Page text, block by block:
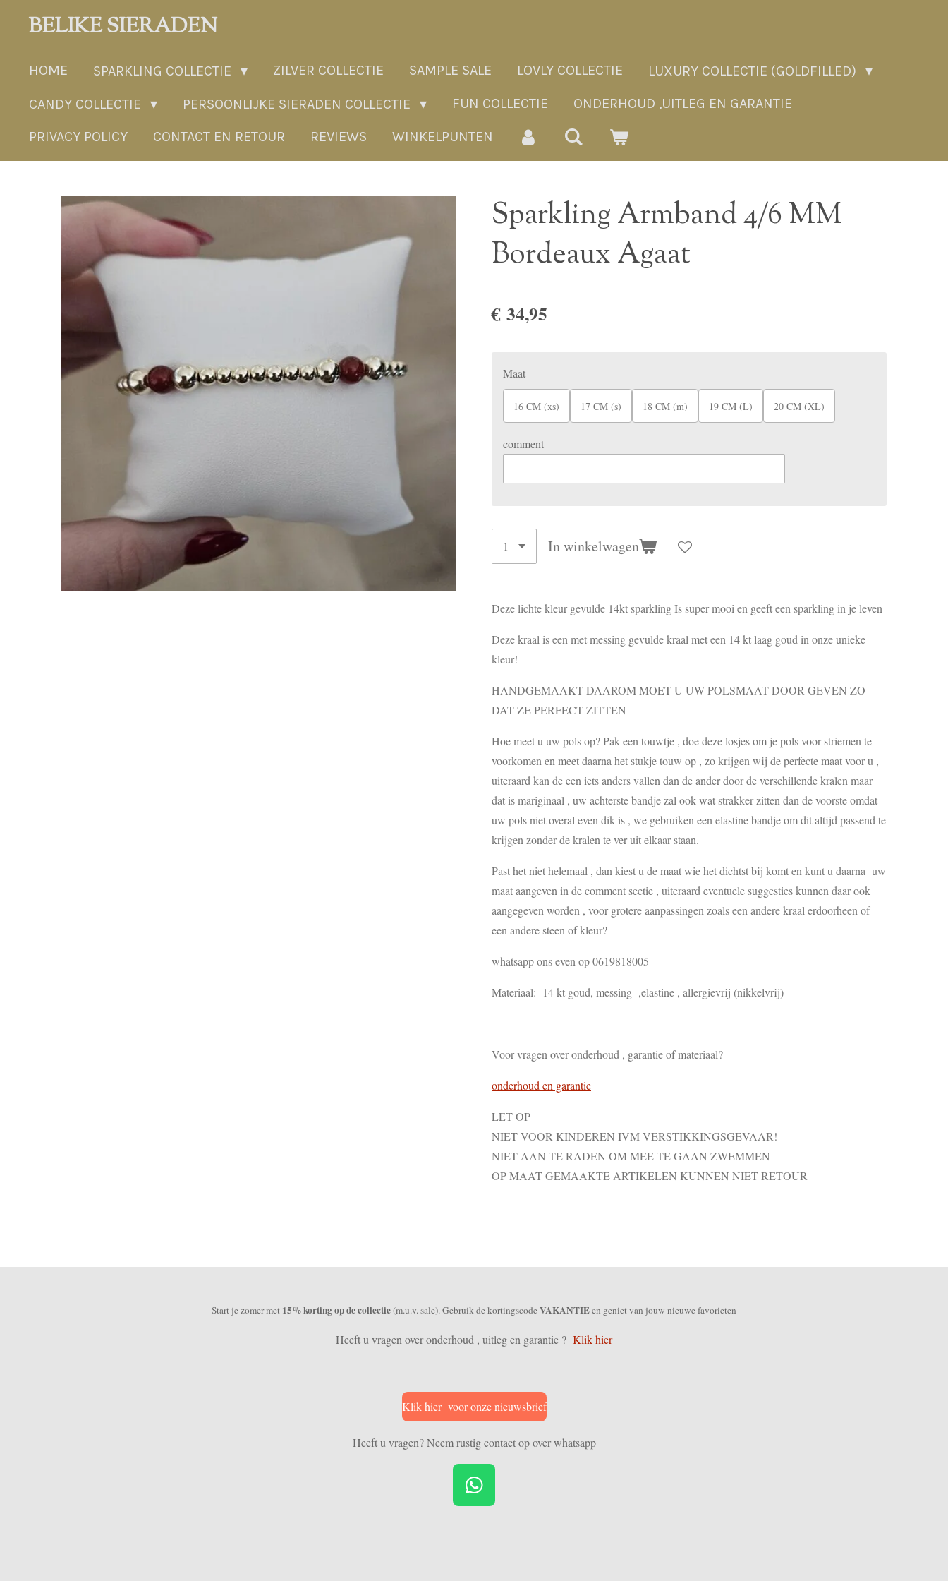
directBELIKE SIERADEN
HOME SPARKLING COLLECTIE ZILVER COLLECTIE SAMPLE SALE LOVLY COLLECTIE LUXURY COLLECTIE (GOLDFILLED)
CANDY COLLECTIE PERSOONLIJKE SIERADEN COLLECTIE FUN COLLECTIE ONDERHOUD ,UITLEG EN GARANTIE
PRIVACY POLICY CONTACT EN RETOUR REVIEWS WINKELPUNTEN
Sparkling Armband 4/6 MM
Bordeaux Agaat
€ 34,95
Maat
16 CM (xs) 17 CM (s) 18 CM (m) 19 CM (L) 20 CM (XL)
comment
In winkelwagen
Deze lichte kleur gevulde 14kt sparkling Is super mooi en geeft een sparkling in je leven
Deze kraal is een met messing gevulde kraal met een 14 kt laag goud in onze unieke
kleur!
HANDGEMAAKT DAAROM MOET U UW POLSMAAT DOOR GEVEN ZO
DAT ZE PERFECT ZITTEN
Hoe meet u uw pols op? Pak een touwtje , doe deze losjes om je pols voor striemen te
voorkomen en meet daarna het stukje touw op , zo krijgen wij de perfecte maat voor u ,
uiteraard kan de een iets anders vallen dan de ander door de verschillende kralen maar
dat is mariginaal , uw achterste bandje zal ook wat strakker zitten dan de voorste omdat
uw pols niet overal even dik is , we gebruiken een elastine bandje om dit altijd passend te
krijgen zonder de kralen te ver uit elkaar staan.
Past het niet helemaal , dan kiest u de maat wie het dichtst bij komt en kunt u daarna uw
maat aangeven in de comment sectie , uiteraard eventuele suggesties kunnen daar ook
aangegeven worden , voor grotere aanpassingen zoals een andere kraal erdoorheen of
een andere steen of kleur?
whatsapp ons even op 0619818005
Materiaal: 14 kt goud, messing ,elastine , allergievrij (nikkelvrij)
Voor vragen over onderhoud , garantie of materiaal?
onderhoud en garantie
LET OP
NIET VOOR KINDEREN IVM VERSTIKKINGSGEVAAR!
NIET AAN TE RADEN OM MEE TE GAAN ZWEMMEN
OP MAAT GEMAAKTE ARTIKELEN KUNNEN NIET RETOUR
Start je zomer met 15% korting op de collectie(m.u.v. sale). Gebruik de kortingscodeVAKANTIEen geniet van jouw nieuwe favorieten
Heeft u vragen over onderhoud , uitleg en garantie ? Klik hier
Klik hier voor onze nieuwsbrief
Heeft u vragen? Neem rustig contact op over whatsapp
W
h